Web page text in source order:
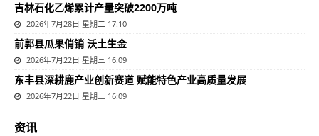
吉林石化乙烯累计产量突破2200万吨
2026年7月28日 星期二 17:10
前郭县瓜果俏销 沃土生金
2026年7月22日 星期三 16:09
东丰县深耕鹿产业创新赛道 赋能特色产业高质量发展
2026年7月22日 星期三 16:09
资讯